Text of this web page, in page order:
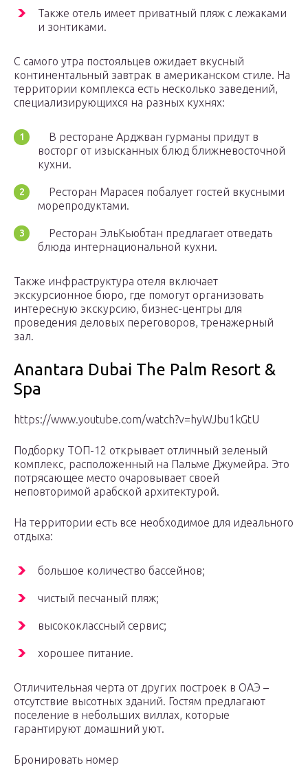
Также отель имеет приватный пляж с лежаками
и зонтиками.
С самого утра постояльцев ожидает вкусный
континентальный завтрак в американском стиле. На
территории комплекса есть несколько заведений,
специализирующихся на разных кухнях:
В ресторане Арджван гурманы придут в
восторг от изысканных блюд ближневосточной
кухни.
Ресторан Mарасея побалует гостей вкусными
морепродуктами.
Ресторан ЭльКьюбтан предлагает отведать
блюда интернациональной кухни.
Также инфраструктура отеля включает
экскурсионное бюро, где помогут организовать
интересную экскурсию, бизнес-центры для
проведения деловых переговоров, тренажерный
зал.
Anantara Dubai The Palm Resort &
Spa
https://www.youtube.com/watch?v=hyWJbu1kGtU
Подборку ТОП-12 открывает отличный зеленый
комплекс, расположенный на Пальме Джумейра. Это
потрясающее место очаровывает своей
неповторимой арабской архитектурой.
На территории есть все необходимое для идеального
отдыха:
большое количество бассейнов;
чистый песчаный пляж;
высококлассный сервис;
хорошее питание.
Отличительная черта от других построек в ОАЭ –
отсутствие высотных зданий. Гостям предлагают
поселение в небольших виллах, которые
гарантируют домашний уют.
Бронировать номер